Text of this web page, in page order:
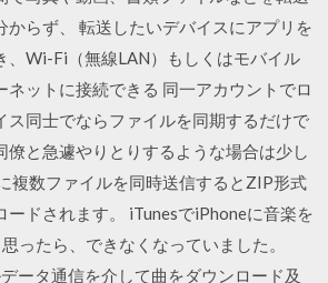
からず、 転送したいデバイスにアプリを
、Wi-Fi（無線LAN）もしくはモバイル
ネットに接続できる 同一アカウントでロ
ス同士でならファイルを同期するだけで
と急遽やりとりするような場合は少し
複数ファイルを同時送信するとZIP形式
ードされます。 iTunesでiPhoneに音楽を
ったら、できなくなっていました。
ータ通信を介して曲をダウンロード及